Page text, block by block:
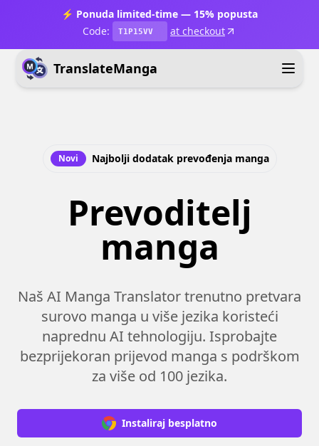
⚡ Ponuda limited-time — 15% popusta
Code:
T1P15VV at checkout
TranslateManga
Novi Najbolji dodatak prevođenja manga
Prevoditelj
manga
Naš AI Manga Translator trenutno pretvara
surovo manga u više jezika koristeći
naprednu AI tehnologiju. Isprobajte
bezprijekoran prijevod manga s podrškom
za više od 100 jezika.
Instaliraj besplatno